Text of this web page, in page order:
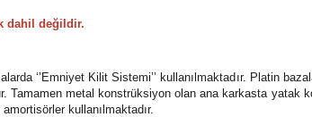
dahil değildir.
‘’Emniyet Kilit Sistemi’’ kullanılmaktadır. Platin
Tamamen metal konstrüksiyon olan ana karkasta yatak
kullanılmaktadır.